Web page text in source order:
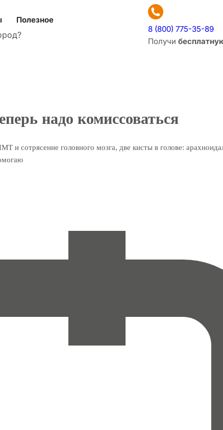
Полезное
8 (800) 775-35-89
Получи
надо комиссоваться
сотрясение головного мозга, две кисты в голове: